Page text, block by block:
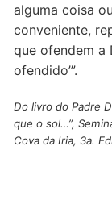
alguma coisa
conveniente,
que ofendem a
ofendido’”.
Do livro do Padre
que o sol…”,
Cova da Iria, 3a.